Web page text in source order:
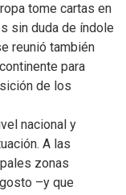
tome cartas en
sin duda de índole
reunió también
para
de los
nacional y
A las
zonas
–y que